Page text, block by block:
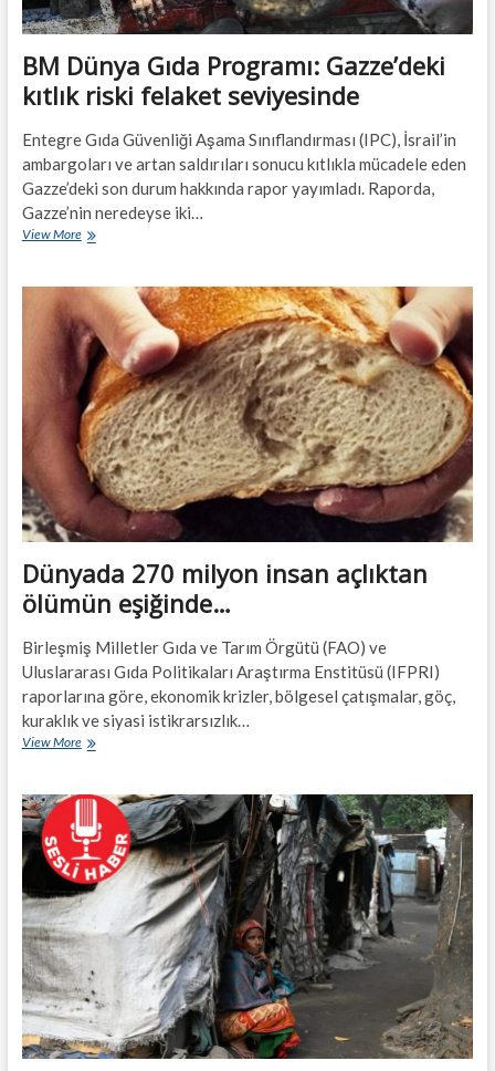
BM Dünya Gıda Programı: Gazze’deki
kıtlık riski felaket seviyesinde
Entegre Gıda Güvenliği Aşama Sınıflandırması (IPC), İsrail’in
ambargoları ve artan saldırıları sonucu kıtlıkla mücadele eden
Gazze’deki son durum hakkında rapor yayımladı. Raporda,
Gazze’nin neredeyse iki…
View MoreBM
Programı:
Gazze’deki
kıtlık
riski
felaket
seviyesinde
Dünyada 270 milyon insan açlıktan
ölümün eşiğinde…
Birleşmiş Milletler Gıda ve Tarım Örgütü (FAO) ve
Uluslararası Gıda Politikaları Araştırma Enstitüsü (IFPRI)
raporlarına göre, ekonomik krizler, bölgesel çatışmalar, göç,
kuraklık ve siyasi istikrarsızlık…
View MoreDünyada
insan
açlıktan
ölümün
eşiğinde…